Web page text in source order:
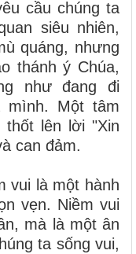
cầu chúng ta
siêu nhiên,
quáng, nhưng
thánh ý Chúa,
như đang đi
mình. Một tâm
thốt lên lời "Xin
can đảm.
vui là một hành
vẹn. Niềm vui
mà là một ân
ta sống vui,